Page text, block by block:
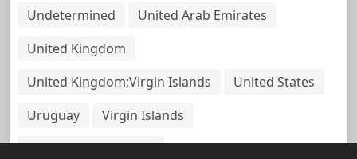
Undetermined
United Arab Emirates
United Kingdom
United Kingdom;Virgin Islands
United States
Uruguay
Virgin Islands
Virgin Islands, British